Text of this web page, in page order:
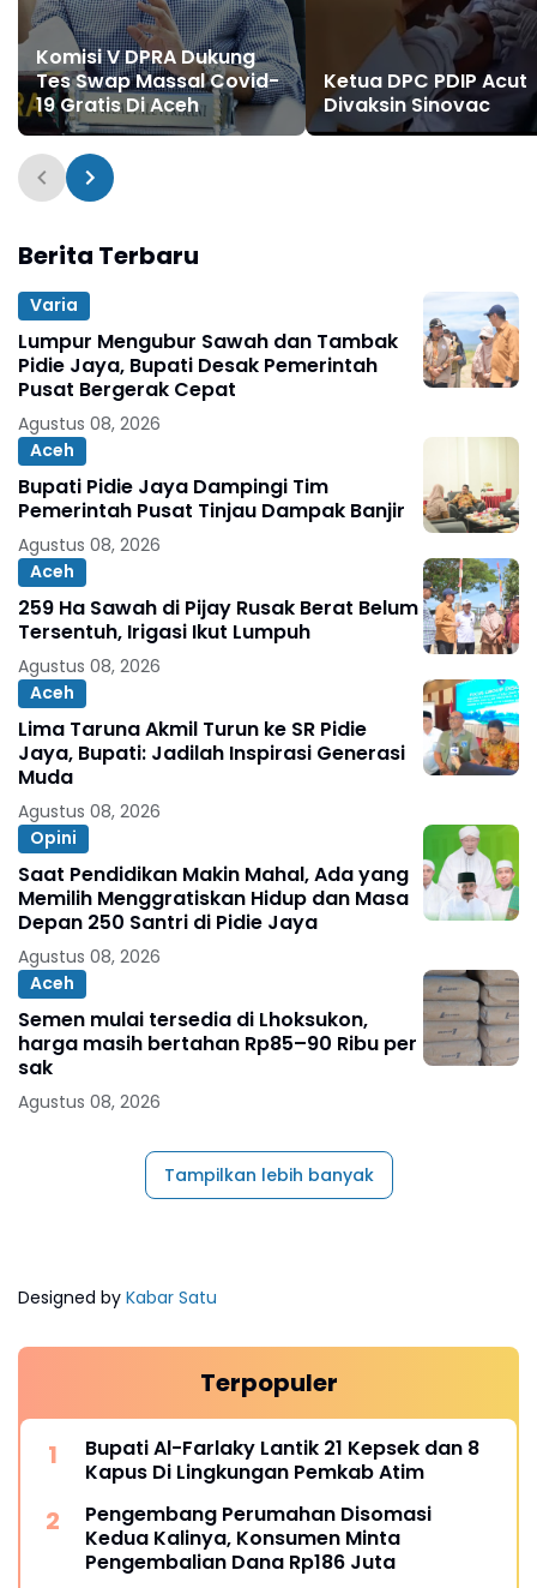
Komisi V DPRA Dukung
Tes Swap Massal Covid-
19 Gratis Di Aceh
Ketua DPC PDIP Acut
Divaksin Sinovac
Berita Terbaru
Varia
Lumpur Mengubur Sawah dan Tambak
Pidie Jaya, Bupati Desak Pemerintah
Pusat Bergerak Cepat
Agustus 08, 2026
Aceh
Bupati Pidie Jaya Dampingi Tim
Pemerintah Pusat Tinjau Dampak Banjir
Agustus 08, 2026
Aceh
259 Ha Sawah di Pijay Rusak Berat Belum
Tersentuh, Irigasi Ikut Lumpuh
Agustus 08, 2026
Aceh
Lima Taruna Akmil Turun ke SR Pidie
Jaya, Bupati: Jadilah Inspirasi Generasi
Muda
Agustus 08, 2026
Opini
Saat Pendidikan Makin Mahal, Ada yang
Memilih Menggratiskan Hidup dan Masa
Depan 250 Santri di Pidie Jaya
Agustus 08, 2026
Aceh
Semen mulai tersedia di Lhoksukon,
harga masih bertahan Rp85–90 Ribu per
sak
Agustus 08, 2026
Tampilkan lebih banyak
Designed by Kabar Satu
Terpopuler
Bupati Al-Farlaky Lantik 21 Kepsek dan 8
Kapus Di Lingkungan Pemkab Atim
Pengembang Perumahan Disomasi
Kedua Kalinya, Konsumen Minta
Pengembalian Dana Rp186 Juta